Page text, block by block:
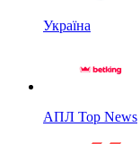
Україна
АПЛ Top News